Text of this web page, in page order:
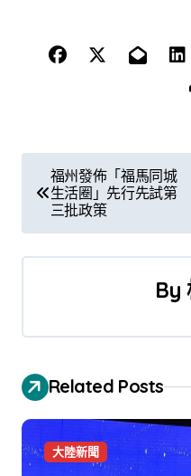
章
導
福州發佈「福馬同城
生活圈」先行先試第
三批政策
By
Related Posts
大陸新聞